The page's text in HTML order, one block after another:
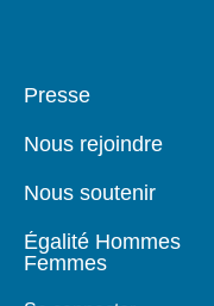
Pied
Presse
Nous rejoindre
Nous soutenir
Égalité Hommes
Femmes